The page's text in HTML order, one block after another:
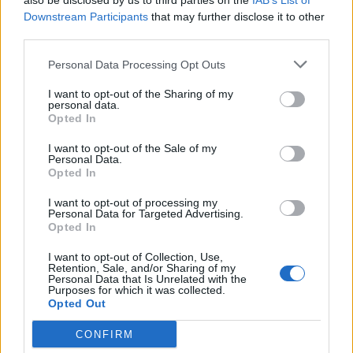
Downstream Participants that may further disclose it to other
Personal Data Processing Opt Outs
I want to opt-out of the Sharing of my
personal data.
Opted In
I want to opt-out of the Sale of my
Personal Data.
Opted In
I want to opt-out of processing my
Personal Data for Targeted Advertising.
Opted In
I want to opt-out of Collection, Use,
Retention, Sale, and/or Sharing of my
Personal Data that Is Unrelated with the
Purposes for which it was collected.
Opted Out
CONFIRM
Τι θέλουν οι άνδρες για να αποδώσουν καλύτερα
στο σεξ;
Διπολική διαταραχή: Πότε ''πάνω'' και πότε
''κάτω''
Βotox ή υαλουρονικό οξύ; Τι να διαλέξω;
Facebook
Twitter
Tags:ΓΡΑΦΕΙΟ,ΣΕΞ
ΚΑΤΗΓΟΡΙΕΣ